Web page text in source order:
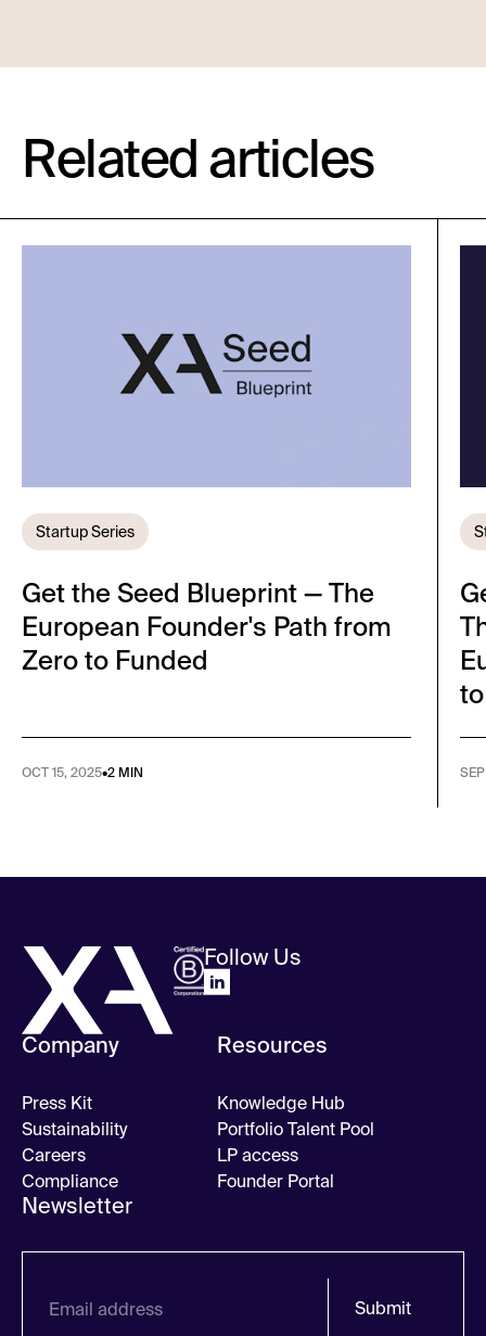
Related articles
Startup Series
Get the Seed Blueprint — The
European Founder's Path from
Zero to Funded
OCT 15, 2025•2 MIN
Follow Us
Company
Press Kit
Sustainability
Careers
Compliance
Resources
Knowledge Hub
Portfolio Talent Pool
LP access
Founder Portal
Newsletter
Submit